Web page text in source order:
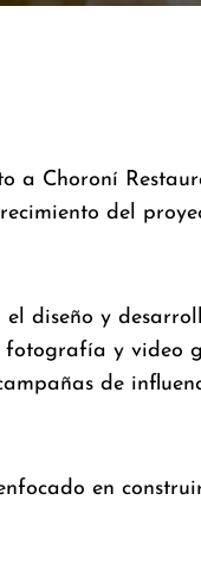
a Choroní
del
diseño y
fotografía y video
de
en